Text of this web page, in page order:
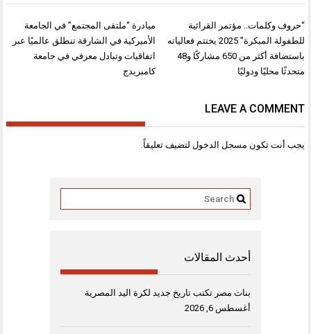
تصفّح
المقالات
مبادرة “ملتقى المجتمع” في الجامعة
الأميركية في الشارقة تنطلق عالميًا عبر
اتفاقيات وتبادل معرفي في جامعة
كامبريدج
“حروف وكلمات.. مؤتمر القرائية
للطفولة المبكرة” 2025 يختتم فعالياته
باستضافة أكثر من 650 مشاركًا و48
متحدثًا محليًا ودوليًا
LEAVE A COMMENT
يجب أنت تكون مسجل الدخول لتضيف تعليقاً.
أحدث المقالات
بنات مصر تكتب تاريخ جديد لكرة اليد المصرية
أغسطس 6, 2026